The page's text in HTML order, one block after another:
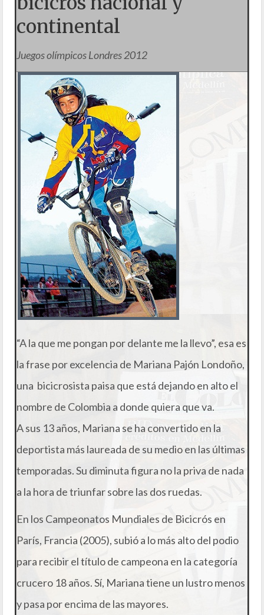
continental
Juegos olímpicos Londres 2012
“A la que me pongan por delante me la llevo”, esa es
la frase por excelencia de Mariana Pajón Londoño,
una bicicrosista paisa que está dejando en alto el
nombre de Colombia a donde quiera que va.
A sus 13 años, Mariana se ha convertido en la
deportista más laureada de su medio en las últimas
temporadas. Su diminuta figura no la priva de nada
a la hora de triunfar sobre las dos ruedas.
En los Campeonatos Mundiales de Bicicrós en
París, Francia (2005), subió a lo más alto del podio
para recibir el título de campeona en la categoría
crucero 18 años. Sí, Mariana tiene un lustro menos
y pasa por encima de las mayores.